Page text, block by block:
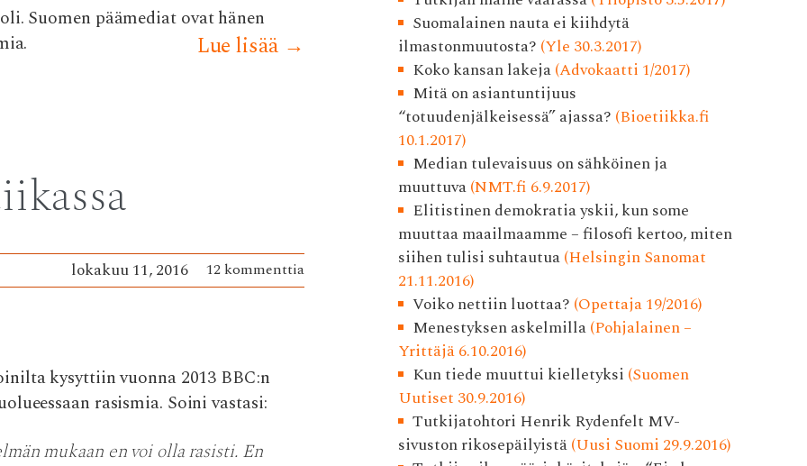
Suomen päämediat ovat hänen
Lue lisää →
lokakuu 11, 2016 12 kommenttia
kysyttiin vuonna 2013 BBC:n
rasismia. Soini vastasi:
mukaan en voi olla rasisti. En
Suomalainen nauta ei kiihdytä
ilmastonmuutosta? (Yle 30.3.2017)
Koko kansan lakeja(Advokaatti 1/2017)
Mitä on asiantuntijuus
“totuudenjälkeisessä” ajassa? (Bioetiikka.fi
10.1.2017)
Median tulevaisuus on sähköinen ja
muuttuva(NMT.fi 6.9.2017)
Elitistinen demokratia yskii, kun some
muuttaa maailmaamme – filosofi kertoo, miten
siihen tulisi suhtautua(Helsingin Sanomat
21.11.2016)
Voiko nettiin luottaa? (Opettaja 19/2016)
Menestyksen askelmilla(Pohjalainen –
Yrittäjä 6.10.2016)
Kun tiede muuttui kielletyksi (Suomen
Uutiset 30.9.2016)
Tutkijatohtori Henrik Rydenfelt MV-
sivuston rikosepäilyistä(Uusi Suomi 29.9.2016)